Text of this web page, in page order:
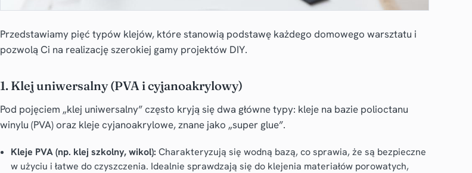
Przedstawiamy pięć typów klejów, które stanowią podstawę każdego domowego warsztatu i
pozwolą Ci na realizację szerokiej gamy projektów DIY.
1. Klej uniwersalny (PVA i cyjanoakrylowy)
Pod pojęciem „klej uniwersalny” często kryją się dwa główne typy: kleje na bazie polioctanu
winylu (PVA) oraz kleje cyjanoakrylowe, znane jako „super glue”.
Kleje PVA (np. klej szkolny, wikol): Charakteryzują się wodną bazą, co sprawia, że są bezpieczne
w użyciu i łatwe do czyszczenia. Idealnie sprawdzają się do klejenia materiałów porowatych,